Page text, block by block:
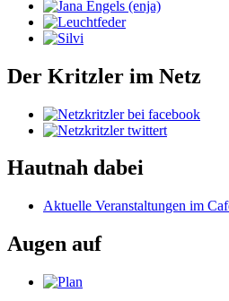
Der Kritzler im Netz
Hautnah dabei
Aktuelle Veranstaltungen im
Augen auf